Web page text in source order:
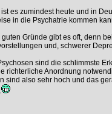
es zumindest heute und in
in die Psychatrie kommen
Gründe gibt es oft, denn
und, schwerer
sind die schlimmste
richterliche Anordnung
sind also sehr hoch und das